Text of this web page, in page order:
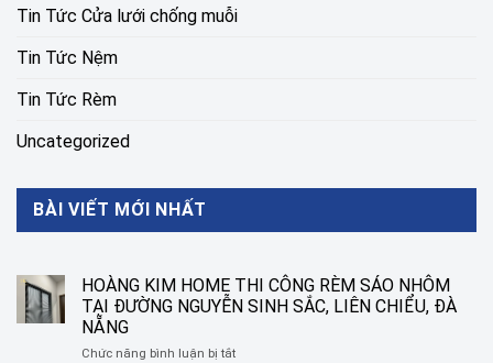
Tin Tức Cửa lưới chống muỗi
Tin Tức Nệm
Tin Tức Rèm
Uncategorized
BÀI VIẾT MỚI NHẤT
HOÀNG KIM HOME THI CÔNG RÈM SÁO NHÔM
TẠI ĐƯỜNG NGUYỄN SINH SẮC, LIÊN CHIỂU, ĐÀ
NẴNG
Chức năng bình luận bị tắtở